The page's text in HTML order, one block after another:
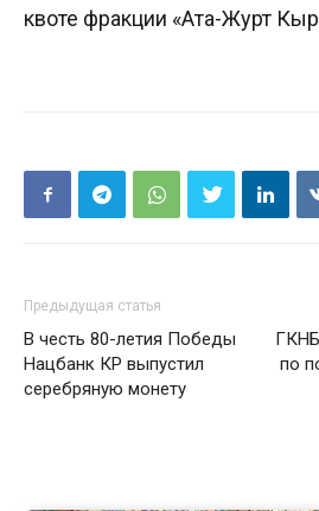
квоте фракции «Ата-Журт
Предыдущая статья
В честь 80-летия Победы
Нацбанк КР выпустил
серебряную монету
по